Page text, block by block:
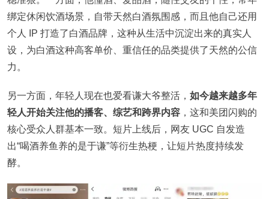
绑定休闲饮酒场景，自带天然白酒氛围感，而且他自己还用‌
个人 IP 打造了白酒品牌，这种从生活中沉淀出来的真实人
设，为白酒这种高客单价、重信任的品类提供了天然的公信
力。
另一方面，年轻人现在也爱看谦大爷整活， 如今越来越多年
轻人开始关注他的播客、综艺和跨界内容 ，这和美团闪购的
核心受众人群基本一致。短片上线后，网友 UGC 自发造
出“喝酒养鱼养的是于谦”等衍生热梗，让短片热度持续发
酵。